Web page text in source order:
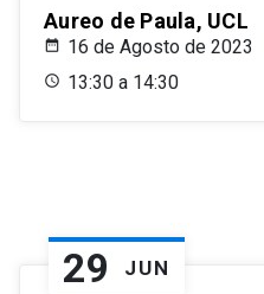
Aureo de Paula, UCL
16 de Agosto de 2023
13:30 a 14:30
29 JUN